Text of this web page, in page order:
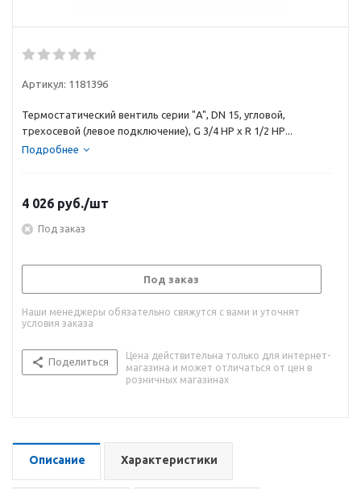
Артикул: 1181396
Термостатический вентиль серии "A", DN 15, угловой,
трехосевой (левое подключение), G 3/4 НР х R 1/2 НР...
Подробнее
4 026 руб./шт
Под заказ
Под заказ
Наши менеджеры обязательно свяжутся с вами и уточнят
условия заказа
Поделиться
Цена действительна только для интернет-
магазина и может отличаться от цен в
розничных магазинах
Описание Характеристики